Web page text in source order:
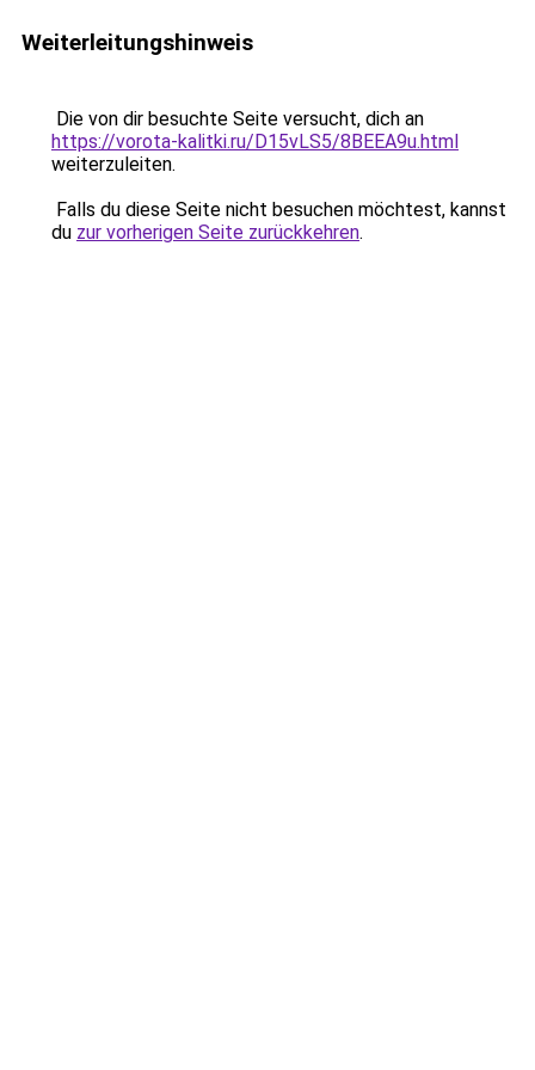
Weiterleitungshinweis
Die von dir besuchte Seite versucht, dich an
https://vorota-kalitki.ru/D15vLS5/8BEEA9u.html
weiterzuleiten.
Falls du diese Seite nicht besuchen möchtest, kannst
du zur vorherigen Seite zurückkehren.